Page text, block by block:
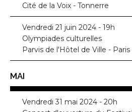
Cité de la Voix - Tonnerre
Vendredi 21 juin 2024 - 19h
Olympiades culturelles
Parvis de l'Hôtel de Ville - Paris
MAI
Vendredi 31 mai 2024 - 20h